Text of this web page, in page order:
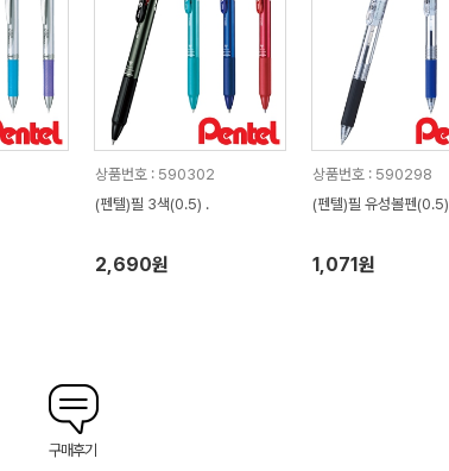
상품번호 : 590302
(펜텔)필 3색(0.5) .
2,690원
상품번호 : 590298
(펜텔)필 유성볼펜(0.5)
1,071원
구매후기